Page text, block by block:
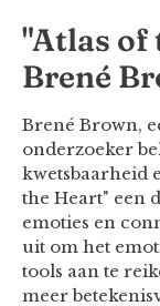
"Atlas of
Brené
Brené Brown,
onderzoeker
kwetsbaarheid
the Heart" een
emoties en
uit om het
tools aan te
meer